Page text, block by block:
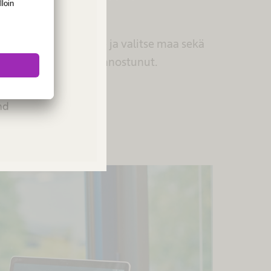
or
lisää?
sivustollamme ja valitse maa sekä
ala, josta olet kiinnostunut.
kursseihin